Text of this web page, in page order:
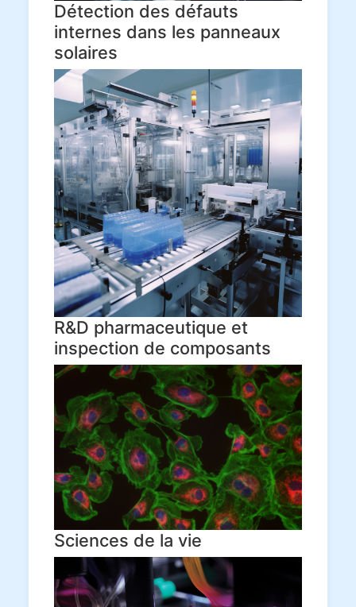
Détection des défauts
internes dans les panneaux
solaires
R&D pharmaceutique et
inspection de composants
Sciences de la vie